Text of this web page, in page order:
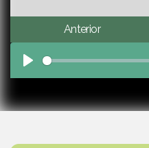
Anterior
Play